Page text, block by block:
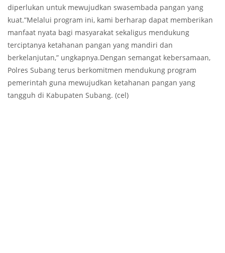
diperlukan untuk mewujudkan swasembada pangan yang
kuat.‎”Melalui program ini, kami berharap dapat memberikan
manfaat nyata bagi masyarakat sekaligus mendukung
terciptanya ketahanan pangan yang mandiri dan
berkelanjutan,” ungkapnya.‎Dengan semangat kebersamaan,
Polres Subang terus berkomitmen mendukung program
pemerintah guna mewujudkan ketahanan pangan yang
tangguh di Kabupaten Subang. (cel)